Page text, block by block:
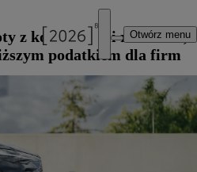
Otwórz menu
z korzystnymi rabatami,
podatkiem dla firm